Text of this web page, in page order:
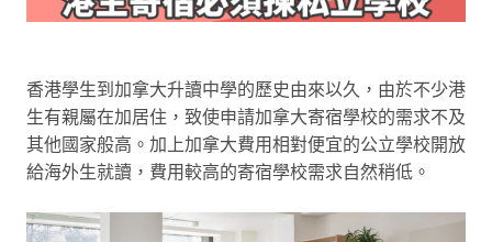
香港學生到加拿大升讀中學的歷史由來以久，由於不少港
生有親屬在加居住，致使申請加拿大寄宿學校的需求不及
其他國家般高。加上加拿大費用相對便宜的公立學校開放
給海外生就讀，費用較高的寄宿學校需求自然稍低。